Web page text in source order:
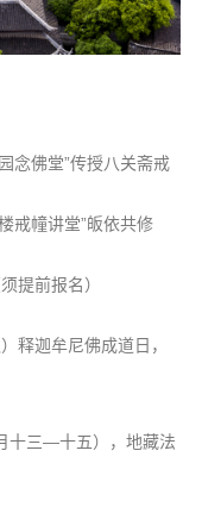
念佛堂”传授八关斋戒
戒幢讲堂”皈依共修
提前报名）
释迦牟尼佛成道日，
十三—十五），地藏法